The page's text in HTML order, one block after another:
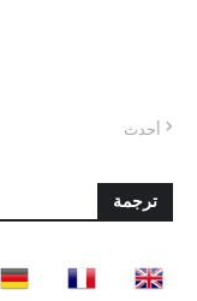
أحدث
ترجمة